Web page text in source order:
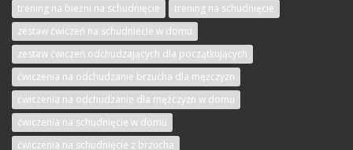
trening na bieżni na schudnięcie
trening na schudnięcie
zestaw ćwiczeń na schudniecie w domu
zestaw ćwiczeń odchudzających dla początkujących
ćwiczenia na odchudzanie brzucha dla mężczyzn
ćwiczenia na odchudzanie dla mężczyzn w domu
ćwiczenia na schudnięcie w domu
ćwiczenia na schudnięcie z brzucha